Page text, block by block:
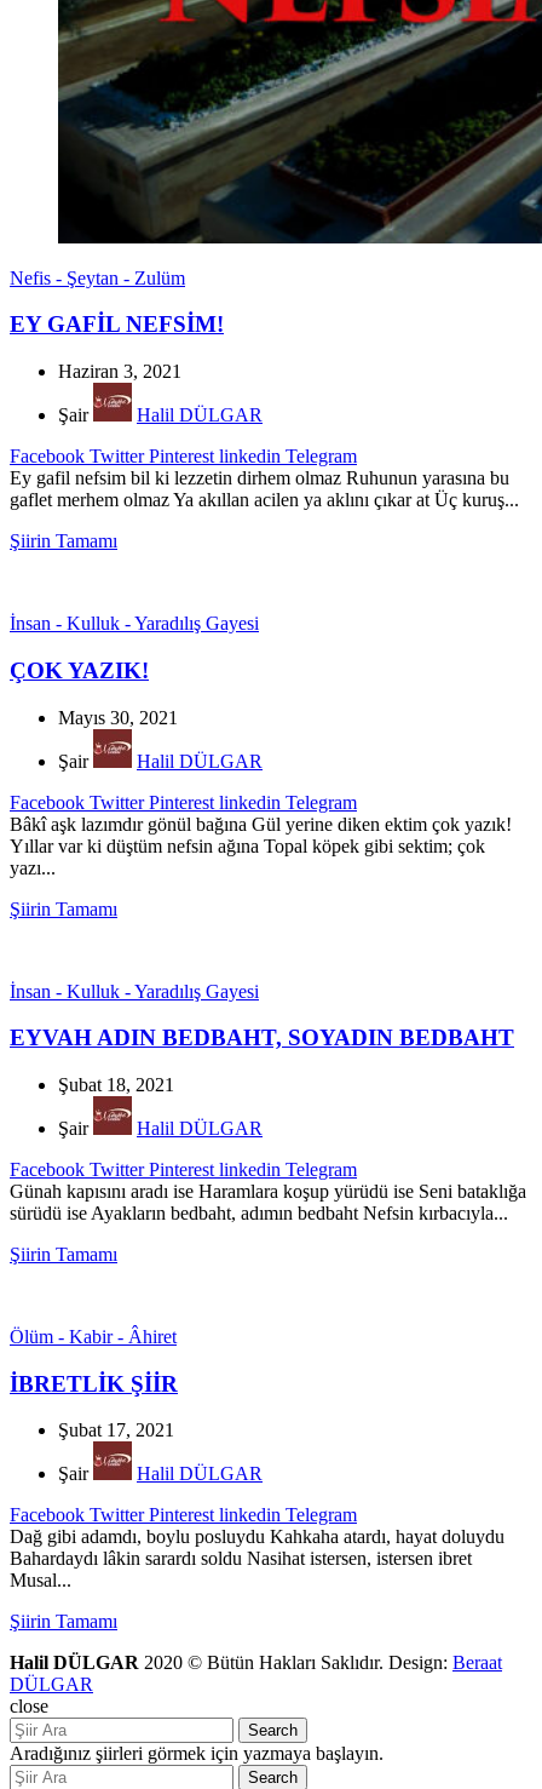
Nefis - Şeytan - Zulüm
EY GAFİL NEFSİM!
Haziran 3, 2021
Şair
Halil DÜLGAR
Facebook Twitter Pinterest linkedin Telegram
Ey gafil nefsim bil ki lezzetin dirhem olmaz Ruhunun yarasına bu
gaflet merhem olmaz Ya akıllan acilen ya aklını çıkar at Üç kuruş...
Şiirin Tamamı
İnsan - Kulluk - Yaradılış Gayesi
ÇOK YAZIK!
Mayıs 30, 2021
Şair
Halil DÜLGAR
Facebook Twitter Pinterest linkedin Telegram
Bâkî aşk lazımdır gönül bağına Gül yerine diken ektim çok yazık!
Yıllar var ki düştüm nefsin ağına Topal köpek gibi sektim; çok
yazı...
Şiirin Tamamı
İnsan - Kulluk - Yaradılış Gayesi
EYVAH ADIN BEDBAHT, SOYADIN BEDBAHT
Şubat 18, 2021
Şair
Halil DÜLGAR
Facebook Twitter Pinterest linkedin Telegram
Günah kapısını aradı ise Haramlara koşup yürüdü ise Seni bataklığa
sürüdü ise Ayakların bedbaht, adımın bedbaht Nefsin kırbacıyla...
Şiirin Tamamı
Ölüm - Kabir - Âhiret
İBRETLİK ŞİİR
Şubat 17, 2021
Şair
Halil DÜLGAR
Facebook Twitter Pinterest linkedin Telegram
Dağ gibi adamdı, boylu posluydu Kahkaha atardı, hayat doluydu
Bahardaydı lâkin sarardı soldu Nasihat istersen, istersen ibret
Musal...
Şiirin Tamamı
Halil DÜLGAR 2020 © Bütün Hakları Saklıdır. Design: Beraat
DÜLGAR
close
Search
Aradığınız şiirleri görmek için yazmaya başlayın.
Search